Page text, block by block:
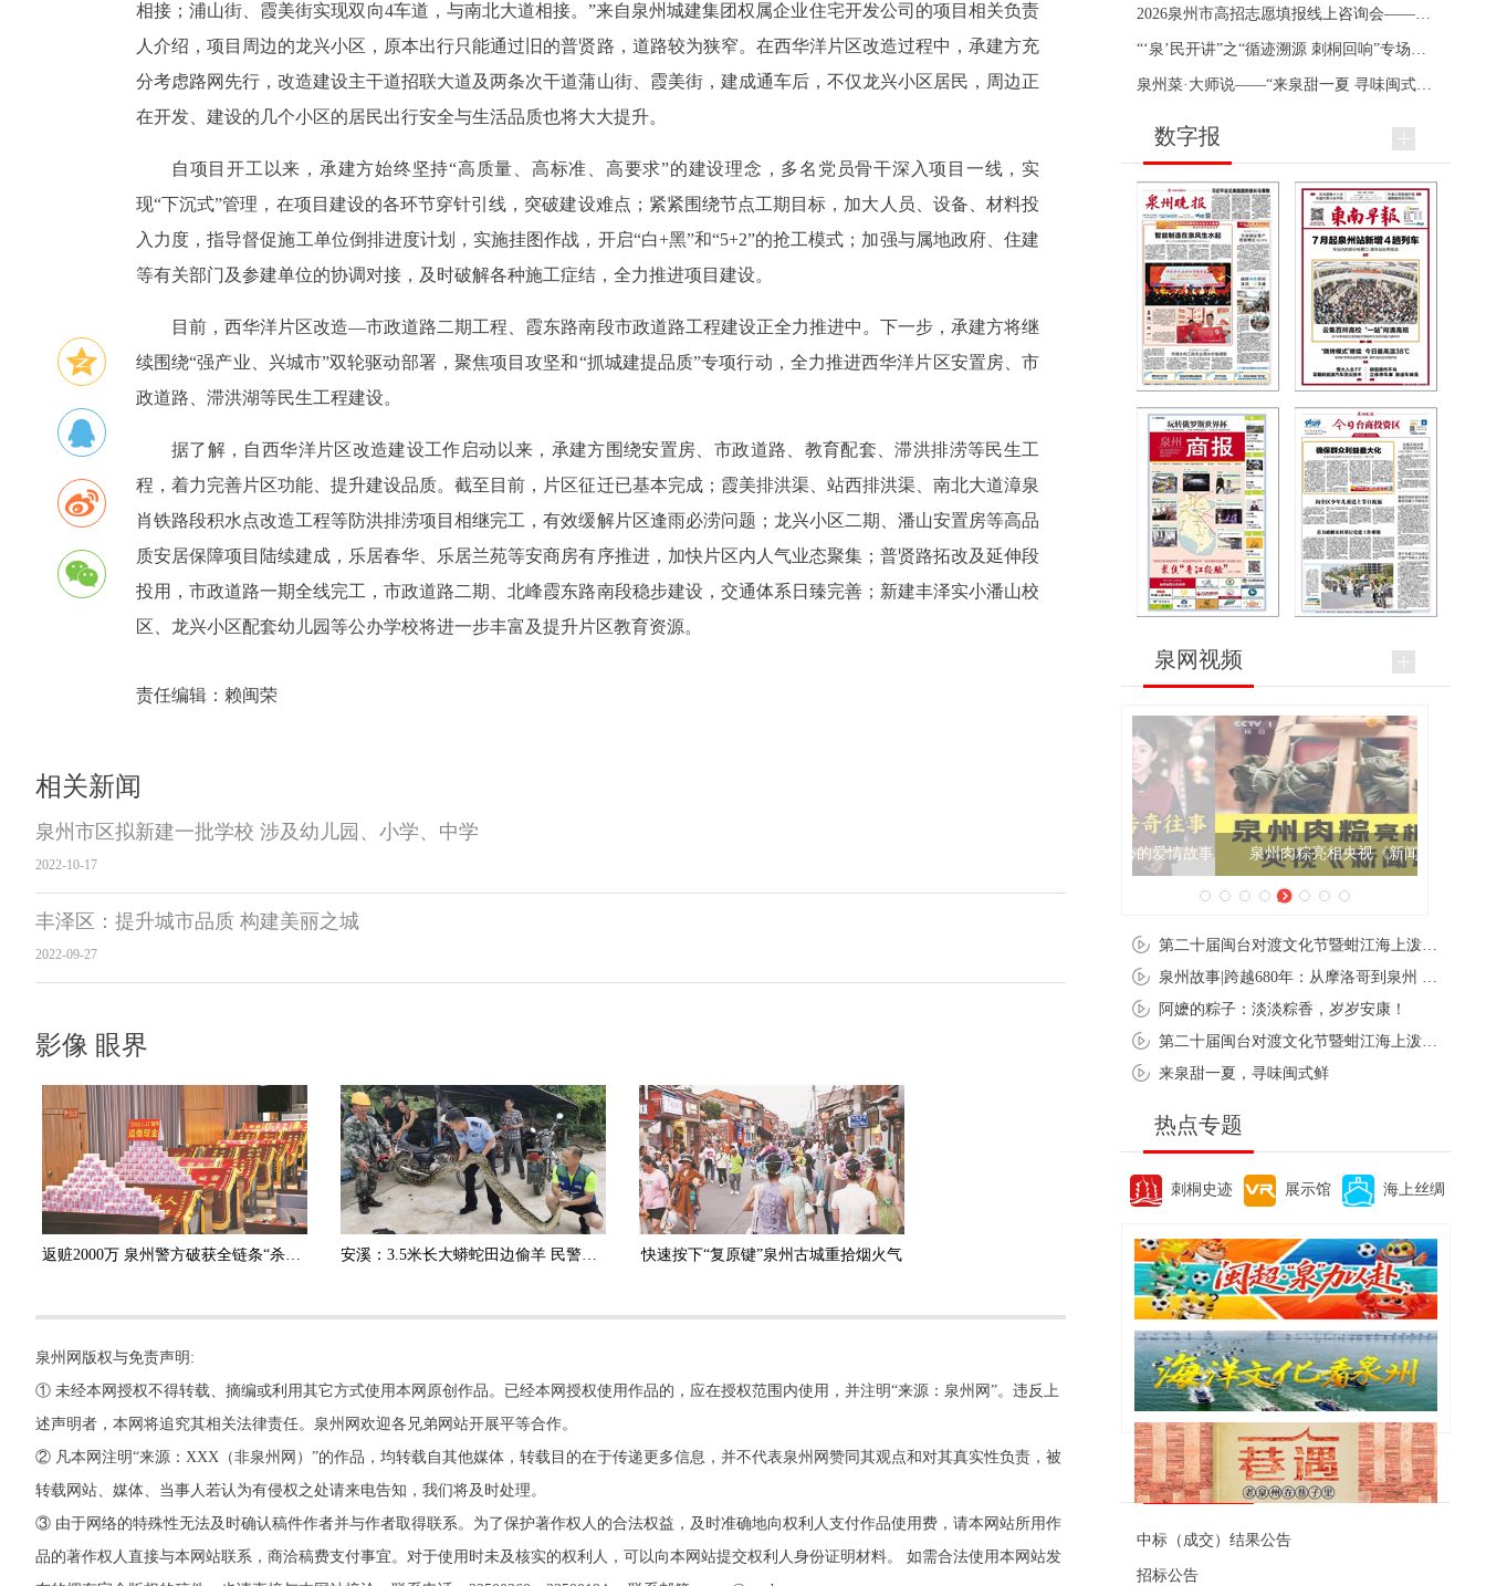
相接；浦山街、霞美街实现双向4车道，与南北大道相接。”来自泉州城建集团权属企业住宅开发公司的项目相关负责
人介绍，项目周边的龙兴小区，原本出行只能通过旧的普贤路，道路较为狭窄。在西华洋片区改造过程中，承建方充
分考虑路网先行，改造建设主干道招联大道及两条次干道蒲山街、霞美街，建成通车后，不仅龙兴小区居民，周边正
在开发、建设的几个小区的居民出行安全与生活品质也将大大提升。
自项目开工以来，承建方始终坚持“高质量、高标准、高要求”的建设理念，多名党员骨干深入项目一线，实
现“下沉式”管理，在项目建设的各环节穿针引线，突破建设难点；紧紧围绕节点工期目标，加大人员、设备、材料投
入力度，指导督促施工单位倒排进度计划，实施挂图作战，开启“白+黑”和“5+2”的抢工模式；加强与属地政府、住建
等有关部门及参建单位的协调对接，及时破解各种施工症结，全力推进项目建设。
目前，西华洋片区改造—市政道路二期工程、霞东路南段市政道路工程建设正全力推进中。下一步，承建方将继
续围绕“强产业、兴城市”双轮驱动部署，聚焦项目攻坚和“抓城建提品质”专项行动，全力推进西华洋片区安置房、市
政道路、滞洪湖等民生工程建设。
据了解，自西华洋片区改造建设工作启动以来，承建方围绕安置房、市政道路、教育配套、滞洪排涝等民生工
程，着力完善片区功能、提升建设品质。截至目前，片区征迁已基本完成；霞美排洪渠、站西排洪渠、南北大道漳泉
肖铁路段积水点改造工程等防洪排涝项目相继完工，有效缓解片区逢雨必涝问题；龙兴小区二期、潘山安置房等高品
质安居保障项目陆续建成，乐居春华、乐居兰苑等安商房有序推进，加快片区内人气业态聚集；普贤路拓改及延伸段
投用，市政道路一期全线完工，市政道路二期、北峰霞东路南段稳步建设，交通体系日臻完善；新建丰泽实小潘山校
区、龙兴小区配套幼儿园等公办学校将进一步丰富及提升片区教育资源。
责任编辑： 赖闽荣
相关新闻
泉州市区拟新建一批学校 涉及幼儿园、小学、中学
2022-10-17
丰泽区：​提升城市品质 构建美丽之城
2022-09-27
影像 眼界
返赃2000万 泉州警方破获全链条“杀猪盘”诈骗团伙 安溪：3.5米长大蟒蛇田边偷羊 民警擒获放生 快速按下“复原键”泉州古城重拾烟火气
泉州网版权与免责声明:
① 未经本网授权不得转载、摘编或利用其它方式使用本网原创作品。已经本网授权使用作品的，应在授权范围内使用，并注明“来源：泉州网”。违反上
述声明者，本网将追究其相关法律责任。泉州网欢迎各兄弟网站开展平等合作。
② 凡本网注明“来源：XXX（非泉州网）”的作品，均转载自其他媒体，转载目的在于传递更多信息，并不代表泉州网赞同其观点和对其真实性负责，被
转载网站、媒体、当事人若认为有侵权之处请来电告知，我们将及时处理。
③ 由于网络的特殊性无法及时确认稿件作者并与作者取得联系。为了保护著作权人的合法权益，及时准确地向权利人支付作品使用费，请本网站所用作
品的著作权人直接与本网站联系，商洽稿费支付事宜。对于使用时未及核实的权利人，可以向本网站提交权利人身份证明材料。 如需合法使用本网站发
数字报
泉网视频
泉州肉粽亮相央视《新闻联播》
阿嬷的粽子：淡淡粽香，岁岁安康！
来泉甜一夏，寻味闽式鲜
热点专题
刺桐史迹 展示馆 海上丝绸
便民资讯
中标（成交）结果公告
招标公告